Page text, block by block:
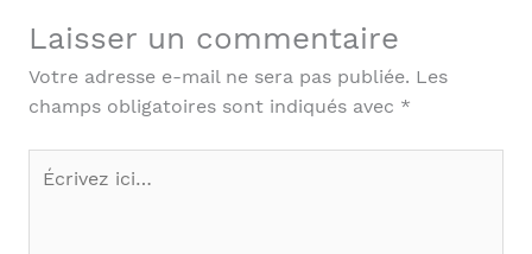
Laisser un commentaire
Votre adresse e-mail ne sera pas publiée. Les
champs obligatoires sont indiqués avec *
Écrivez
ici…